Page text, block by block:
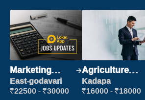
Marketing
Executive
East-godavari
₹22500 - ₹30000
Agriculture
Labour
Kadapa
₹16000 - ₹18000